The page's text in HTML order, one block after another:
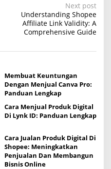
Next post
Understanding Shopee
Affiliate Link Validity: A
Comprehensive Guide
Membuat Keuntungan
Dengan Menjual Canva Pro:
Panduan Lengkap
Cara Menjual Produk Digital
Di Lynk ID: Panduan Lengkap
Cara Jualan Produk Digital Di
Shopee: Meningkatkan
Penjualan Dan Membangun
Bisnis Online